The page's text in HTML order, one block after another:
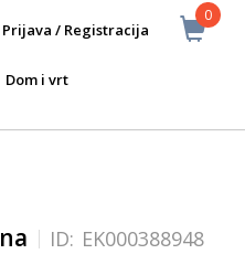
0
Prijava / Registracija
Dom i vrt
ID: EK000388948